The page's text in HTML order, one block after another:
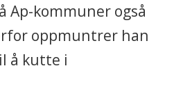
Ap-kommuner også
oppmuntrer han
å kutte i